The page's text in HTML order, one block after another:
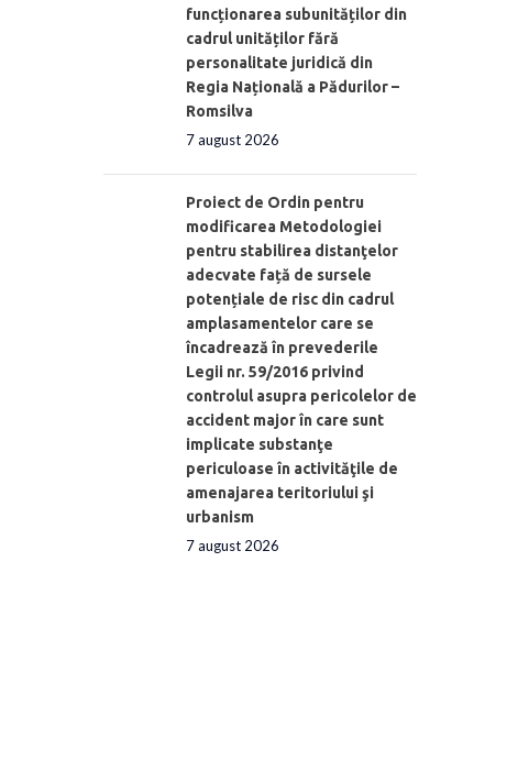
funcționarea subunităților din
cadrul unităților fără
personalitate juridică din
Regia Națională a Pădurilor –
Romsilva
7 august 2026
Proiect de Ordin pentru
modificarea Metodologiei
pentru stabilirea distanţelor
adecvate față de sursele
potențiale de risc din cadrul
amplasamentelor care se
încadrează în prevederile
Legii nr. 59/2016 privind
controlul asupra pericolelor de
accident major în care sunt
implicate substanţe
periculoase în activităţile de
amenajarea teritoriului şi
urbanism
7 august 2026